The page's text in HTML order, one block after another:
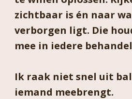
zichtbaar is én naar
verborgen ligt. Die
mee in iedere
Ik raak niet snel uit
iemand meebrengt.